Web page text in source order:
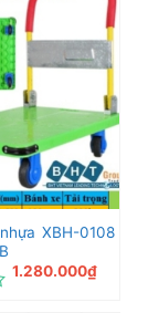
XBH-0108
1.280.000₫